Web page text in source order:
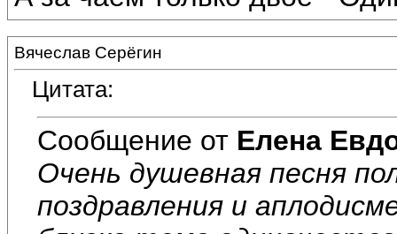
Вячеслав Серёгин
Цитата:
Сообщение от Елена
Очень душевная песня
поздравления и